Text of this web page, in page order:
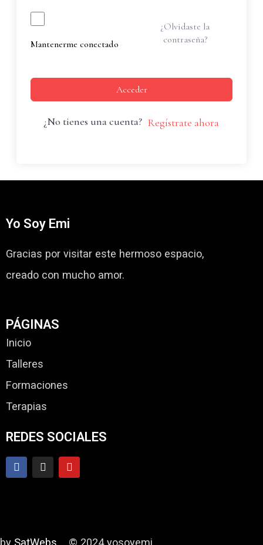
Mantenerme conectado
¿Olvidaste la
contraseña?
Acceder
¿No tienes una cuenta? Regístrate ahora
Yo Soy Emi
Gracias por visitar este hermoso espacio,
creado con mucho amor.
PÁGINAS
Inicio
Talleres
Formaciones
Terapias
REDES SOCIALES
by SatWebs © 2024 yosoyemi.